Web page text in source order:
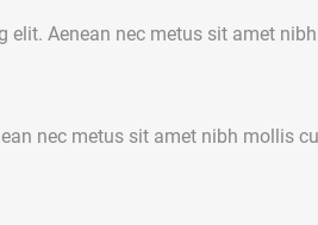
Aenean nec metus sit amet
nec metus sit amet nibh mollis